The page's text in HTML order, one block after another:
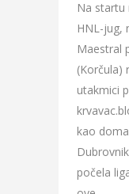
Na startu
HNL-jug,
Maestral
(Korčula)
utakmici
kao
počela